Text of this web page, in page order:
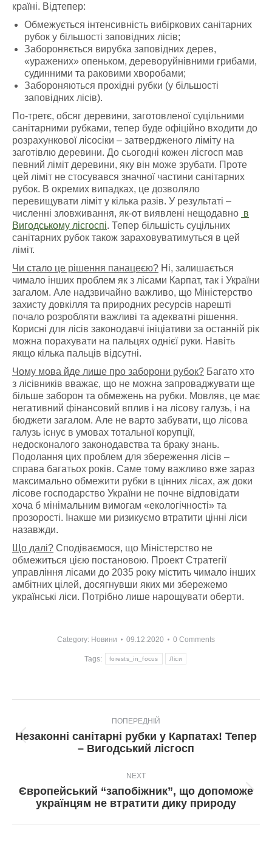
країні. Відтепер:
Обмежується інтенсивність вибіркових санітарних
рубок у більшості заповідних лісів;
Забороняється вирубка заповідних дерев,
«уражених» опеньком, дереворуйнівними грибами,
судинними та раковими хворобами;
Забороняються прохідні рубки (у більшості
заповідних лісів).
По-третє, обсяг деревини, заготовленої суцільними
санітарними рубками, тепер буде офіційно входити до
розрахункової лісосіки – затвердженого ліміту на
заготівлю деревини. До сьогодні кожен лісгосп мав
певний ліміт деревини, яку він може зрубати. Проте
цей ліміт не стосувався значної частини санітарних
рубок. В окремих випадках, це дозволяло
перевищувати ліміт у кілька разів. У результаті –
численні зловживання, як-от виявлені нещодавно в
Вигодському лісгоспі. Тепер більшість суцільних
санітарних рубок також зараховуватимуться в цей
ліміт.
Чи стало це рішення панацеєю? Ні, залишається
чимало інших проблем як з лісами Карпат, так і України
загалом. Але надзвичайно важливо, що Міністерство
захисту довкілля та природних ресурсів нарешті
почало розробляти важливі та адекватні рішення.
Корисні для лісів законодавчі ініціативи за останній рік
можна порахувати на пальцях однієї руки. Навіть
якщо кілька пальців відсутні.
Чому мова йде лише про заборони рубок? Багато хто
з лісівників вважає, що не можна запроваджувати ще
більше заборон та обмежень на рубки. Мовляв, це має
негативний фінансовий вплив і на лісову галузь, і на
бюджети загалом. Але не варто забувати, що лісова
галузь існує в умовах тотальної корупції,
недосконалого законодавства та браку знань.
Подолання цих проблем для збереження лісів –
справа багатьох років. Саме тому важливо вже зараз
максимально обмежити рубки в цінних лісах, аж доки
лісове господарство України не почне відповідати
хоча б мінімальним вимогам «екологічності» та
прозорості. Інакше ми ризикуємо втратити цінні ліси
назавжди.
Що далі? Сподіваємося, що Міністерство не
обмежиться цією постановою. Проект Стратегії
управління лісами до 2035 року містить чимало інших
амбітних цілей, досягнувши яких ми збережемо
українські ліси. Потрібно лише нарощувати оберти.
Category: Новини 09.12.2020 0 Comments
Tags: forests_in_focus Ліси
navigation
ПОПЕРЕДНІЙ
Попередній
пост:
Незаконні санітарні рубки у Карпатах! Тепер
– Вигодський лісгосп
NEXT
Next
post:
Європейський “запобіжник”, що допоможе
українцям не втратити дику природу